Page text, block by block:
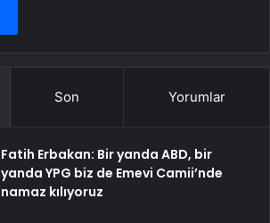
Son Yorumlar
Fatih Erbakan: Bir yanda ABD, bir
yanda YPG biz de Emevi Camii’nde
namaz kılıyoruz